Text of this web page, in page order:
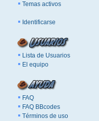
Temas activos
Identificarse
Lista de Usuarios
El equipo
FAQ
FAQ BBcodes
Términos de uso